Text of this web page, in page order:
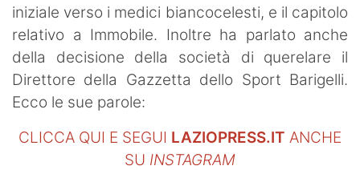
iniziale verso i medici biancocelesti, e il capitolo
relativo a Immobile. Inoltre ha parlato anche
della decisione della società di querelare il
Direttore della Gazzetta dello Sport Barigelli.
Ecco le sue parole:
CLICCA QUI E SEGUI LAZIOPRESS.IT ANCHE
SU INSTAGRAM